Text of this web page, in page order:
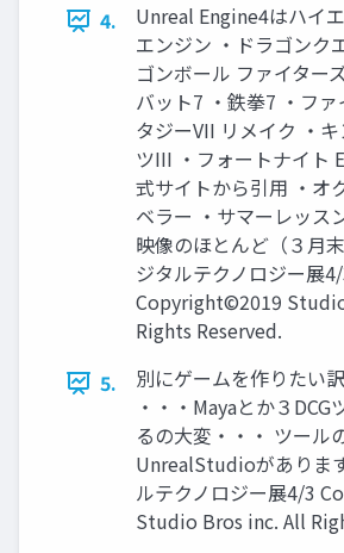
4.
Unreal Engine4はハイ
エンジン ・ドラゴンク
ゴンボール ファイター
バット7 ・鉄拳7 ・フ
タジーVII リメイク ・
ツIII ・フォートナイト
式サイトから引用 ・オ
ベラー ・サマーレッス
映像のほとんど（３月
ジタルテクノロジー展
Copyright©2019
Rights Reserved.
5.
別にゲームを作りたい
・・・Mayaとか３DCG
るの大変・・・ ツール
UnrealStudioがありま
ルテクノロジー展4/3
Studio Bros inc. All